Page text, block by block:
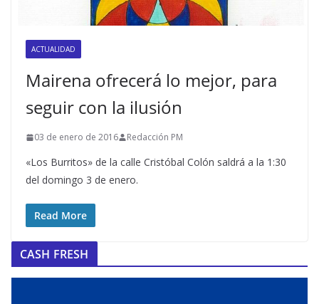
ACTUALIDAD
Mairena ofrecerá lo mejor, para
seguir con la ilusión
03 de enero de 2016 Redacción PM
«Los Burritos» de la calle Cristóbal Colón saldrá a la 1:30
del domingo 3 de enero.
Read More
CASH FRESH